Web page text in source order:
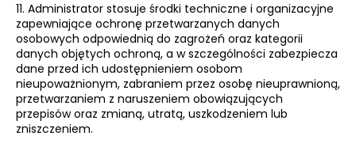
11. Administrator stosuje środki techniczne i organizacyjne
zapewniające ochronę przetwarzanych danych
osobowych odpowiednią do zagrożeń oraz kategorii
danych objętych ochroną, a w szczególności zabezpiecza
dane przed ich udostępnieniem osobom
nieupoważnionym, zabraniem przez osobę nieuprawnioną,
przetwarzaniem z naruszeniem obowiązujących
przepisów oraz zmianą, utratą, uszkodzeniem lub
zniszczeniem.